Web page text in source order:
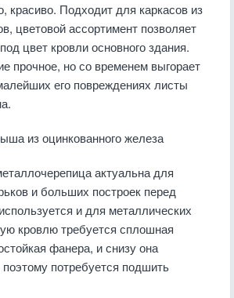
красиво. Подходит для каркасов из
цветовой ассортимент позволяет
цвет кровли основного здания.
прочное, но со временем выгорает
его повреждениях листы
из оцинкованного железа
актуальна для
и больших построек перед
и для металлических
кровлю требуется сплошная
фанера, и снизу она
потребуется подшить